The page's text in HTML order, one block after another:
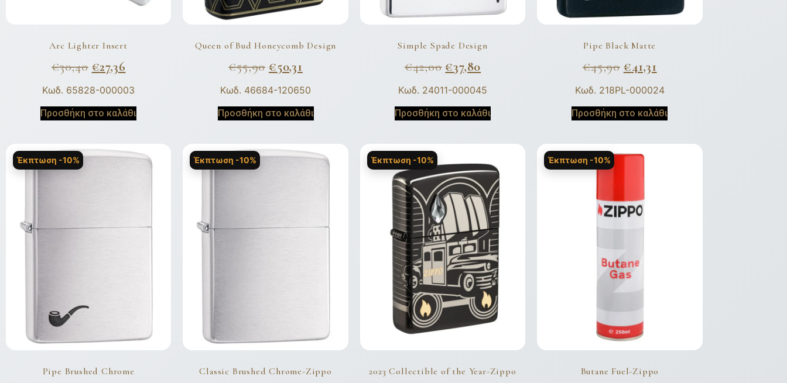
Arc Lighter Insert
€30,40 €27,36
Κωδ. 65828-000003
Προσθήκη στο καλάθι
Queen of Bud Honeycomb Design
€55,90 €50,31
Κωδ. 46684-120650
Προσθήκη στο καλάθι
Simple Spade Design
€42,00 €37,80
Κωδ. 24011-000045
Προσθήκη στο καλάθι
Pipe Black Matte
€45,90 €41,31
Κωδ. 218PL-000024
Προσθήκη στο καλάθι
Έκπτωση -10%
Pipe Brushed Chrome
Έκπτωση -10%
Classic Brushed Chrome-Zippo
Έκπτωση -10%
2023 Collectible of the Year-Zippo
Έκπτωση -10%
Butane Fuel-Zippo